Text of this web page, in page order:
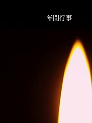
年間行事
年間行事